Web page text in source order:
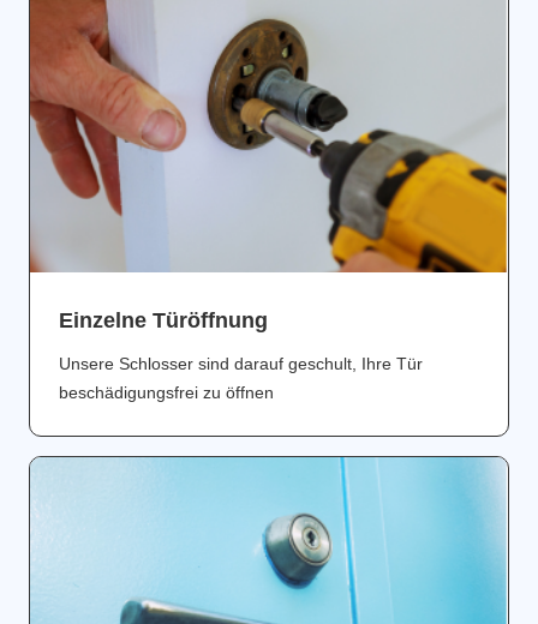
Einzelne Türöffnung
Unsere Schlosser sind darauf geschult, Ihre Tür
beschädigungsfrei zu öffnen